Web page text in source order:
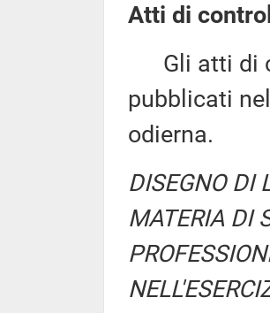
Atti di
Gli atti di
pubblicati
odierna.
DISEGNO DI
MATERIA DI